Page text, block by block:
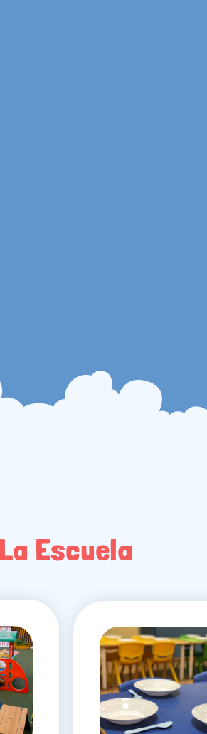
La Escuela